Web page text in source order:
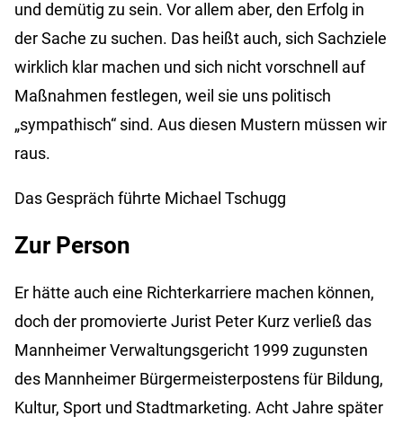
und demütig zu sein. Vor allem aber, den Erfolg in
der Sache zu suchen. Das heißt auch, sich Sachziele
wirklich klar machen und sich nicht vorschnell auf
Maßnahmen festlegen, weil sie uns politisch
„sympathisch“ sind. Aus diesen Mustern müssen wir
raus.
Das Gespräch führte Michael Tschugg
Zur Person
Er hätte auch eine Richterkarriere machen können,
doch der promovierte Jurist Peter Kurz verließ das
Mannheimer Verwaltungsgericht 1999 zugunsten
des Mannheimer Bürgermeisterpostens für Bildung,
Kultur, Sport und Stadtmarketing. Acht Jahre später